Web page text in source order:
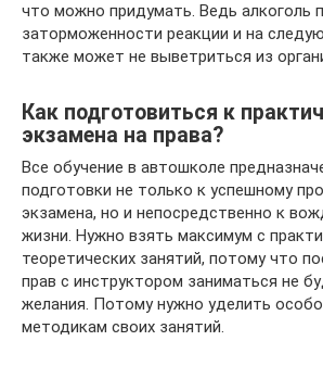
что можно придумать. Ведь алкоголь
заторможенности реакции и на
также может не выветриться из
Как подготовиться к
экзамена на права?
Все обучение в автошколе
подготовки не только к успешному
экзамена, но и непосредственно к
жизни. Нужно взять максимум с
теоретических занятий, потому что
прав с инструктором заниматься не
желания. Потому нужно уделить
методикам своих занятий.